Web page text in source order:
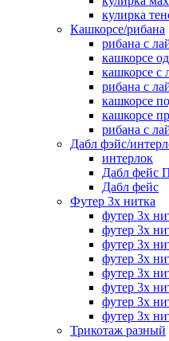
кулирка
Кашкорсе/рибана
рибана с
кашкорсе
кашкорсе с
рибана с
кашкорсе
кашкорсе
рибана с
Дабл фэйс/
интерлок
Дабл фейс
Дабл фейс
Футер 3х нитка
футер 3х
футер 3х
футер 3х
футер 3х
футер 3х
футер 3х
футер 3х
футер 3х
Трикотаж разный